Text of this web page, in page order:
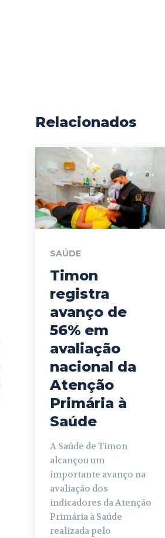
Relacionados
SAÚDE
Timon
registra
avanço de
56% em
avaliação
nacional da
Atenção
Primária à
Saúde
A Saúde de Timon
alcançou um
importante avanço na
avaliação dos
indicadores da Atenção
Primária à Saúde
realizada pelo